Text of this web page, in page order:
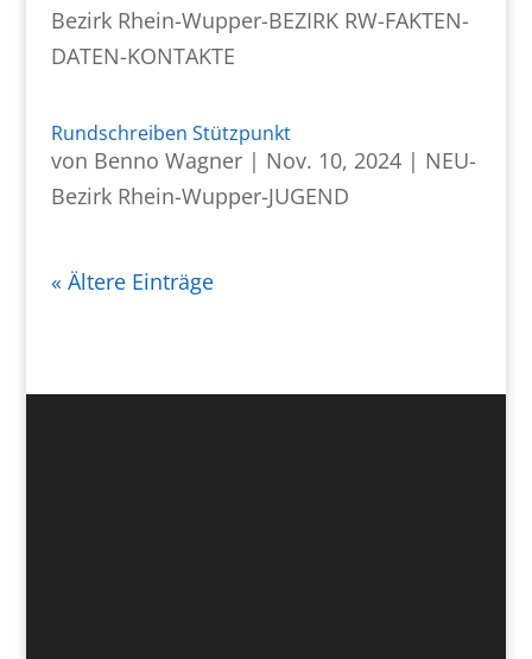
Bezirk Rhein-Wupper-BEZIRK RW-FAKTEN-
DATEN-KONTAKTE
Rundschreiben Stützpunkt
von Benno Wagner| Nov. 10, 2024| NEU-
Bezirk Rhein-Wupper-JUGEND
« Ältere Einträge